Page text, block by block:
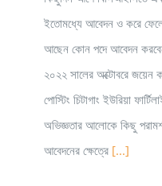
ইতোমধ্যে আবেদন ও করে
আছেন কোন পদে আবেদন
২০২২ সালের অক্টোবরে জয়েন
পোস্টিং চিটাগাং ইউরিয়া
অভিজ্ঞতার আলোকে কিছু
আবেদনের ক্ষেত্রে [...]